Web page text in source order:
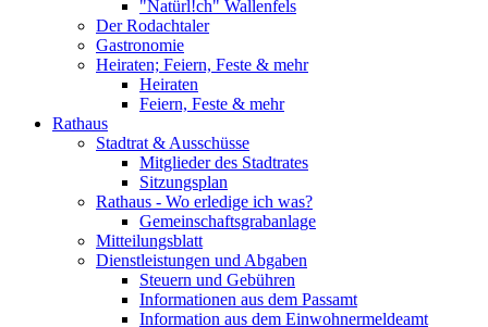
"Natürl!ch" Wallenfels
Der Rodachtaler
Gastronomie
Heiraten; Feiern, Feste & mehr
Heiraten
Feiern, Feste & mehr
Rathaus
Stadtrat & Ausschüsse
Mitglieder des Stadtrates
Sitzungsplan
Rathaus - Wo erledige ich was?
Gemeinschaftsgrabanlage
Mitteilungsblatt
Dienstleistungen und Abgaben
Steuern und Gebühren
Informationen aus dem Passamt
Information aus dem Einwohnermeldeamt